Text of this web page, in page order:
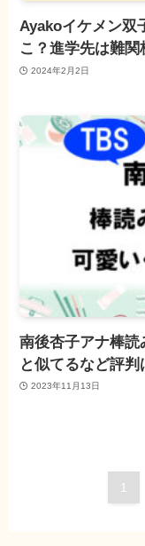
Ayakoイケメン双
こ？進学先は難関
2024年2月2日
南後杏子アナ棒
と似てるなど評判
2023年11月13日
1